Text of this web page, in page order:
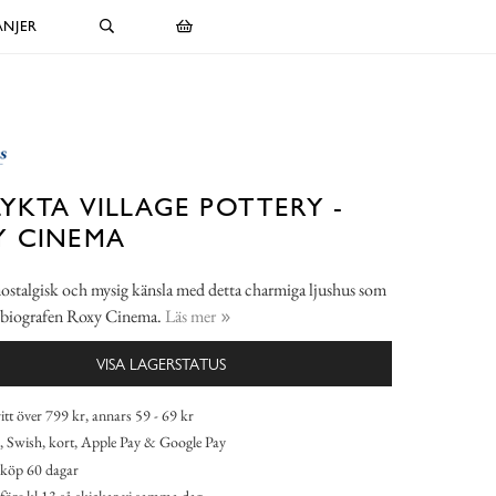
VILLAGE POTTERY -
CINEMA
och mysig känsla med detta charmiga ljushus som
Roxy Cinema. Läs mer
VISA LAGERSTATUS
över 799 kr, annars 59 - 69 kr
Swish, kort, Apple Pay & Google Pay
60 dagar